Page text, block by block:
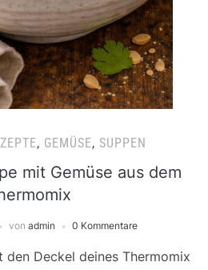
, GEMÜSE, SUPPEN
mit Gemüse aus dem
von admin 0 Kommentare
Deckel deines Thermomix